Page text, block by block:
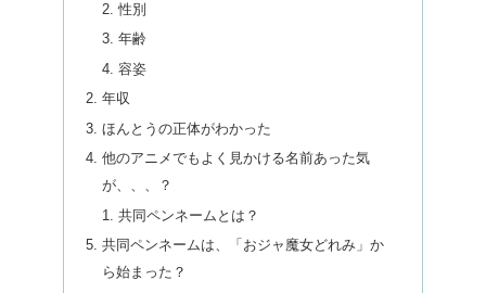
性別
年齢
容姿
年収
ほんとうの正体がわかった
他のアニメでもよく見かける名前あった気
が、、、？
共同ペンネームとは？
共同ペンネームは、「おジャ魔女どれみ」か
ら始まった？